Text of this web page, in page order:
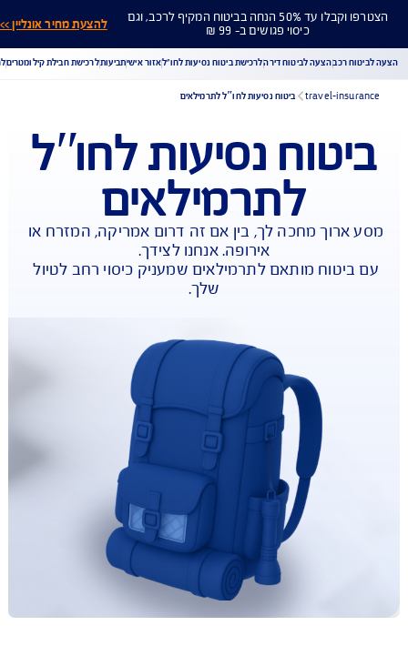
הצטרפו וקבלו עד 50% הנחה בביטוח המקיף לרכב, וגם
כיסוי פגושים ב- 99 ₪ להצעת מחיר אונליין >>
הורדת מסמכי ביטוח רכב
הצעת מחיר לביטוח רכב
מחיר לביטוח דירה
ביטוח נסיעות לחו"ל
ביטוח בריאות
תביעת רכב
רכישת חבילת קילומטרים רכישת ביטוח יומי
רכב הצעה לביטוח דירה לרכישת ביטוח נסיעות לחו"ל אזור אישי תביעות לרכישת חבילת קילומטרים
נסיעות לחוʺל
לתרמילאים
ארוך מחכה לך, בין אם זה דרום אמריקה, המזרח או